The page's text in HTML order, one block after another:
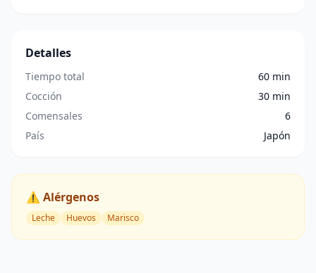
Detalles
Tiempo total
60 min
Cocción
30 min
Comensales
6
País
Japón
⚠️ Alérgenos
Leche Huevos Marisco